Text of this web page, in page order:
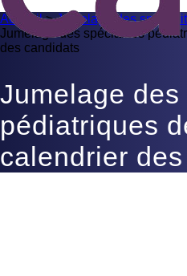
Accueil>Jumelage des
Jumelage des spécialités
des candidats
Jumelage
pédiatriques
calendrier